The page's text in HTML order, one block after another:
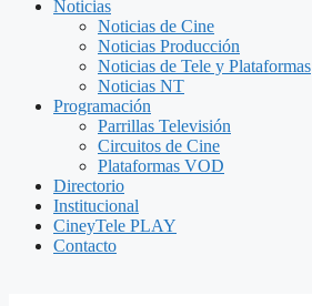
Noticias
Noticias de Cine
Noticias Producción
Noticias de Tele y Plataformas
Noticias NT
Programación
Parrillas Televisión
Circuitos de Cine
Plataformas VOD
Directorio
Institucional
CineyTele PLAY
Contacto